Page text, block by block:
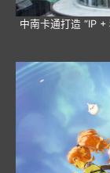
中南卡通打造 “IP